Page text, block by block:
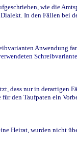
wie die
In den Fällen bei
Anwendung
dass nur in
den Taufpaten ein
Heirat, wurden nicht